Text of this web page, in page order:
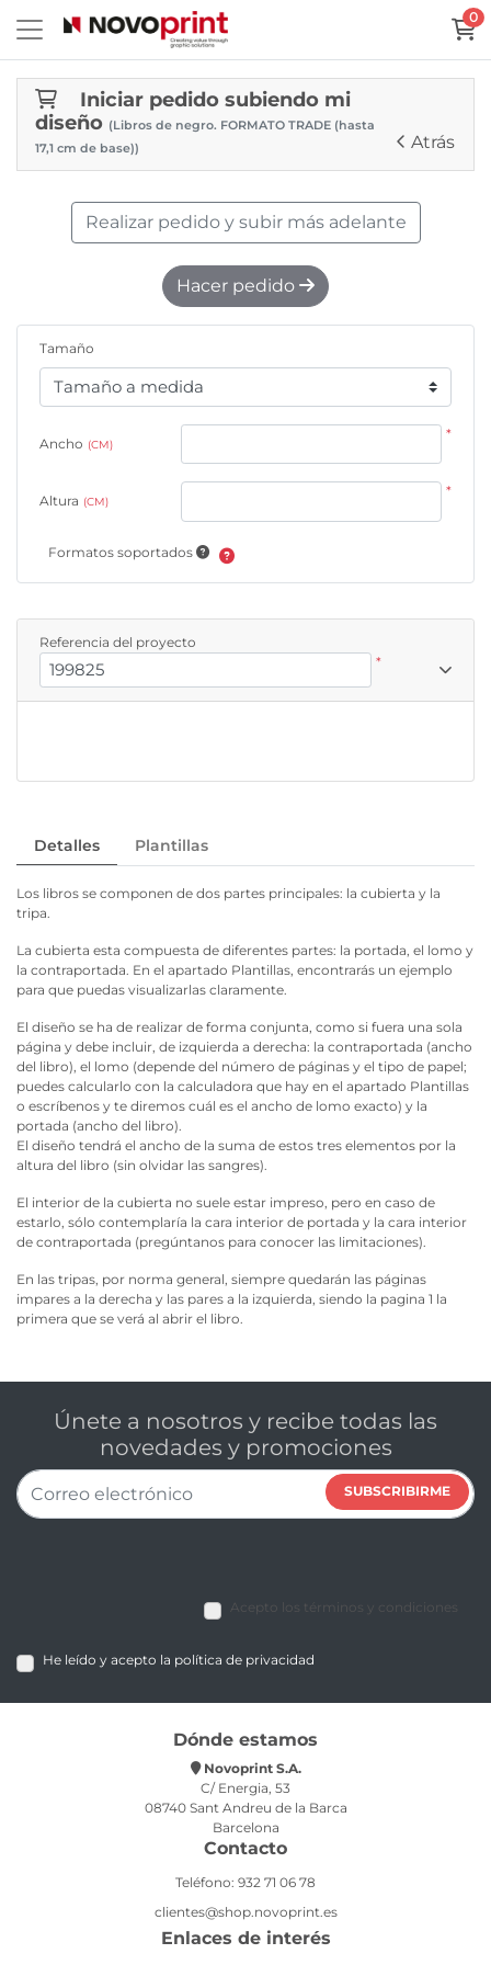
0
Iniciar pedido subiendo mi
diseño (Libros de negro. FORMATO TRADE (hasta
17,1 cm de base))
Atrás
Detalles Plantillas
Los libros se componen de dos partes principales: la cubierta y la
tripa.
La cubierta esta compuesta de diferentes partes: la portada, el lomo y
la contraportada. En el apartado Plantillas, encontrarás un ejemplo
para que puedas visualizarlas claramente.
El diseño se ha de realizar de forma conjunta, como si fuera una sola
página y debe incluir, de izquierda a derecha: la contraportada (ancho
del libro), el lomo (depende del número de páginas y el tipo de papel;
puedes calcularlo con la calculadora que hay en el apartado Plantillas
o escríbenos y te diremos cuál es el ancho de lomo exacto) y la
portada (ancho del libro).
El diseño tendrá el ancho de la suma de estos tres elementos por la
altura del libro (sin olvidar las sangres).
El interior de la cubierta no suele estar impreso, pero en caso de
estarlo, sólo contemplaría la cara interior de portada y la cara interior
de contraportada (pregúntanos para conocer las limitaciones).
En las tripas, por norma general, siempre quedarán las páginas
impares a la derecha y las pares a la izquierda, siendo la pagina 1 la
primera que se verá al abrir el libro.
Realizar pedido y subir más adelante
Hacer pedido
Tamaño
Ancho (CM)
*
Altura (CM)
*
Formatos soportados
Referencia del proyecto
*
Únete a nosotros y recibe todas las
novedades y promociones
SUBSCRIBIRME
Acepto los términos y condiciones
He leído y acepto la política de privacidad
Dónde estamos
Novoprint S.A.
C/ Energia, 53
08740 Sant Andreu de la Barca
Barcelona
Contacto
Teléfono: 932 71 06 78
clientes@shop.novoprint.es
Enlaces de interés